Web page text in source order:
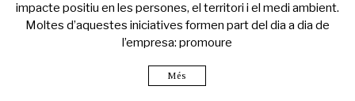
impacte positiu en les persones, el territori i el medi ambient.
Moltes d’aquestes iniciatives formen part del dia a dia de
l’empresa: promoure
Més